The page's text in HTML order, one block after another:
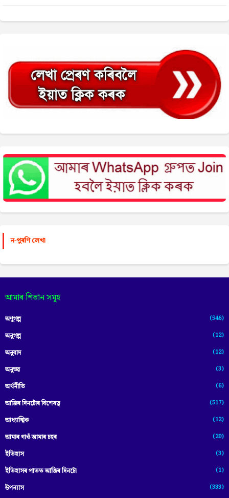
ন-পুৰণি লেখা
আমাৰ শিতান সমূহ
অণুগল্প (546)
অনুগল্প (12)
অনুবাদ (12)
অনুভৱ (3)
অৰ্থনীতি (6)
আজিৰ দিনটোৰ বিশেষত্ব (517)
আধ্যাত্মিক (12)
আমাৰ গাওঁ আমাৰ চহৰ (20)
ইতিহাস (3)
ইতিহাসৰ পাতত আজিৰ দিনটো (1)
উপন্যাস (333)